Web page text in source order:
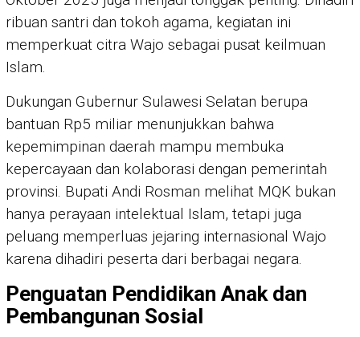
ribuan santri dan tokoh agama, kegiatan ini
memperkuat citra Wajo sebagai pusat keilmuan
Islam.
Dukungan Gubernur Sulawesi Selatan berupa
bantuan Rp5 miliar menunjukkan bahwa
kepemimpinan daerah mampu membuka
kepercayaan dan kolaborasi dengan pemerintah
provinsi. Bupati Andi Rosman melihat MQK bukan
hanya perayaan intelektual Islam, tetapi juga
peluang memperluas jejaring internasional Wajo
karena dihadiri peserta dari berbagai negara.
Penguatan Pendidikan Anak dan
Pembangunan Sosial